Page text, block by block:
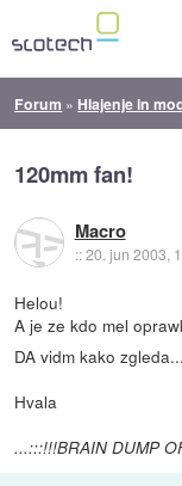
Forum » Hlajenje in
120mm fan!
Macro
::20. jun 2003,
Helou!
A je ze kdo mel
DA vidm kako
Hvala
...:::!!!BRAIN DUMP